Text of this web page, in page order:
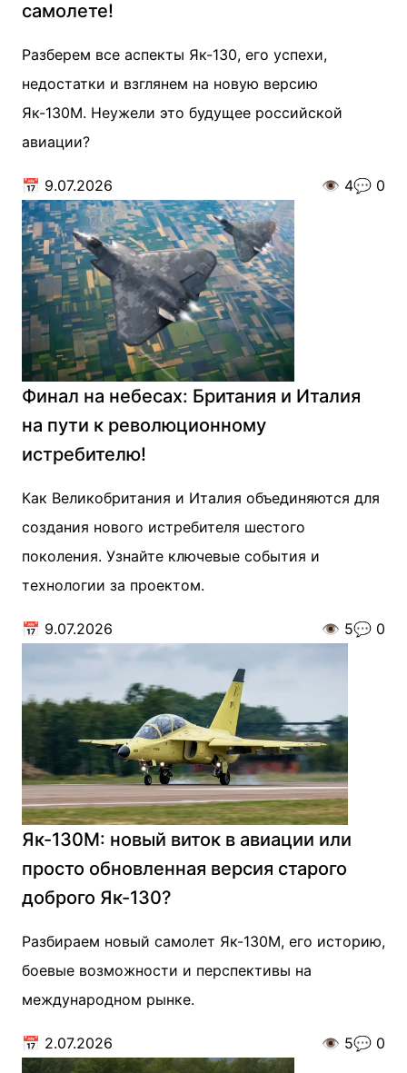
самолете!
Разберем все аспекты Як-130, его успехи,
недостатки и взглянем на новую версию
Як-130М. Неужели это будущее российской
авиации?
📅 9.07.2026 👁️ 4💬 0
Финал на небесах: Британия и Италия
на пути к революционному
истребителю!
Как Великобритания и Италия объединяются для
создания нового истребителя шестого
поколения. Узнайте ключевые события и
технологии за проектом.
📅 9.07.2026 👁️ 5💬 0
Як-130М: новый виток в авиации или
просто обновленная версия старого
доброго Як-130?
Разбираем новый самолет Як-130М, его историю,
боевые возможности и перспективы на
международном рынке.
📅 2.07.2026 👁️ 5💬 0